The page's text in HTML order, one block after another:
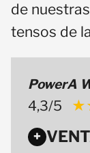
de
tensos de
PowerA
4,3/5
+